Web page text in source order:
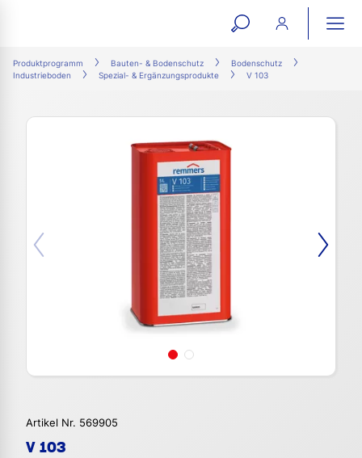
open
search
Produktprogramm Bauten- & Bodenschutz
Bodenschutz
Industrieboden
Spezial- & Ergänzungsprodukte V 103
Artikel Nr. 569905
V 103